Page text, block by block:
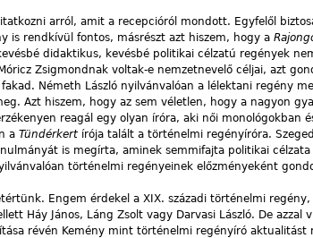
arról, amit a recepcióról mondott. Egyfelől
is rendkívül fontos, másrészt azt hiszem, hogy a
didaktikus, kevésbé politikai célzatú regények
Zsigmondnak voltak-e nemzetnevelő céljai, azt
Németh László nyilvánvalóan a lélektani regény
Azt hiszem, hogy az sem véletlen, hogy a nagyon
reagál egy olyan íróra, aki női monológokban
a Tündérkert írója talált a történelmi regényíróra.
is megírta, aminek semmifajta politikai
történelmi regényeinek előzményeként
Engem érdekel a XIX. századi történelmi
Háy János, Láng Zsolt vagy Darvasi László. De azzal
révén Kemény mint történelmi regényíró aktualitást